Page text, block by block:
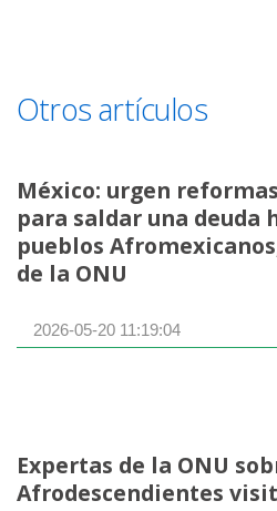
Otros artículos
México: urgen
para saldar una deuda
pueblos
de la ONU
2026-05-20 11:19:04
Expertas de la ONU
Afrodescendientes